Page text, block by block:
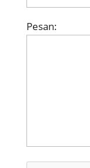
Pesan: